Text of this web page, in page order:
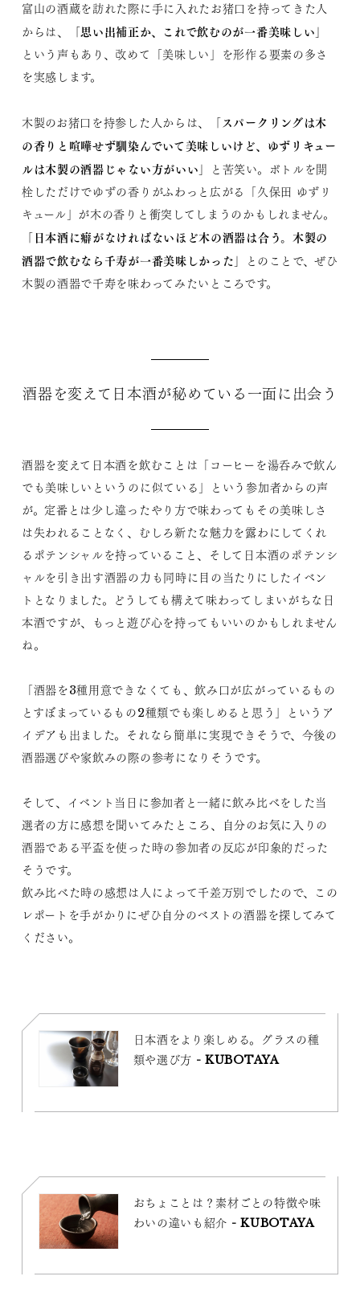
富山の酒蔵を訪れた際に手に入れたお猪口を持ってきた人
からは、
「思い出補正か、これで飲むのが一番美味しい」
という声もあり、改めて「美味しい」を形作る要素の多さ
を実感します。
木製のお猪口を持参した人からは、
「スパークリングは木
の香りと喧嘩せず馴染んでいて美味しいけど、ゆずリキュー
ルは木製の酒器じゃない方がいい」
と苦笑い。ボトルを開
栓しただけでゆずの香りがふわっと広がる「久保田 ゆずリ
キュール」が木の香りと衝突してしまうのかもしれません。
「日本酒に癖がなければないほど木の酒器は合う。木製の
酒器で飲むなら千寿が一番美味しかった」
とのことで、ぜひ
木製の酒器で千寿を味わってみたいところです。
酒器を変えて日本酒が秘めている一面に出会う
酒器を変えて日本酒を飲むことは「コーヒーを湯呑みで飲ん
でも美味しいというのに似ている」という参加者からの声
が。定番とは少し違ったやり方で味わってもその美味しさ
は失われることなく、むしろ新たな魅力を露わにしてくれ
るポテンシャルを持っていること、そして日本酒のポテンシ
ャルを引き出す酒器の力も同時に目の当たりにしたイベン
トとなりました。どうしても構えて味わってしまいがちな日
本酒ですが、もっと遊び心を持ってもいいのかもしれません
ね。
「酒器を3種用意できなくても、飲み口が広がっているもの
とすぼまっているもの2種類でも楽しめると思う」というア
イデアも出ました。それなら簡単に実現できそうで、今後の
酒器選びや家飲みの際の参考になりそうです。
そして、イベント当日に参加者と一緒に飲み比べをした当
選者の方に感想を聞いてみたところ、自分のお気に入りの
酒器である平盃を使った時の参加者の反応が印象的だった
そうです。
飲み比べた時の感想は人によって千差万別でしたので、この
レポートを手がかりにぜひ自分のベストの酒器を探してみて
ください。
日本酒をより楽しめる。グラスの種
類や選び方 - KUBOTAYA
おちょことは？素材ごとの特徴や味
わいの違いも紹介 - KUBOTAYA